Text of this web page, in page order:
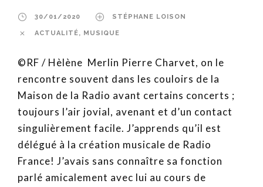
30/01/2020 STÉPHANE LOISON
ACTUALITÉ, MUSIQUE
©RF / Hèlène Merlin Pierre Charvet, on le
rencontre souvent dans les couloirs de la
Maison de la Radio avant certains concerts ;
toujours l’air jovial, avenant et d’un contact
singulièrement facile. J’apprends qu’il est
délégué à la création musicale de Radio
France! J’avais sans connaître sa fonction
parlé amicalement avec lui au cours de